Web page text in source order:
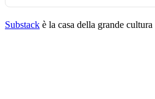
Substack è la casa della grande cultura